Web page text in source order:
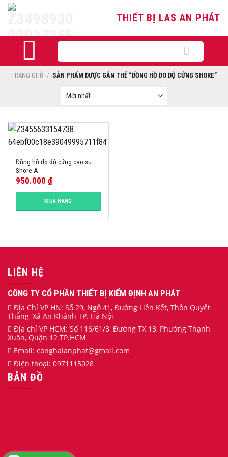
Skip
THIẾT BỊ LAS AN PHÁT
kiếm:
TRANG CHỦ / SẢN PHẨM ĐƯỢC GẮN THẺ “ĐỒNG HỒ ĐO ĐỘ CỨNG SHORE”
Đồng hồ đo độ cứng cao su
Shore A
950.000 ₫
MUA HÀNG
LIÊN HỆ
CÔNG TY CỔ PHẦN THIẾT BỊ KIỂM ĐỊNH AN PHÁT
Địa Chỉ VP HN: Số 29, Ngõ 41, Đường Liên Kết, Thôn Quyết
Thắng, Xã An Khánh TP. Hà Nội
Địa chỉ VP HCM: Số 116/61/3, Đường TX 13, Phường Thạnh
Xuân, Quận 12 TP.HCM
Email: conghaianphat@gmail.com
Điện thoại: 0971115028
BẢN ĐỒ